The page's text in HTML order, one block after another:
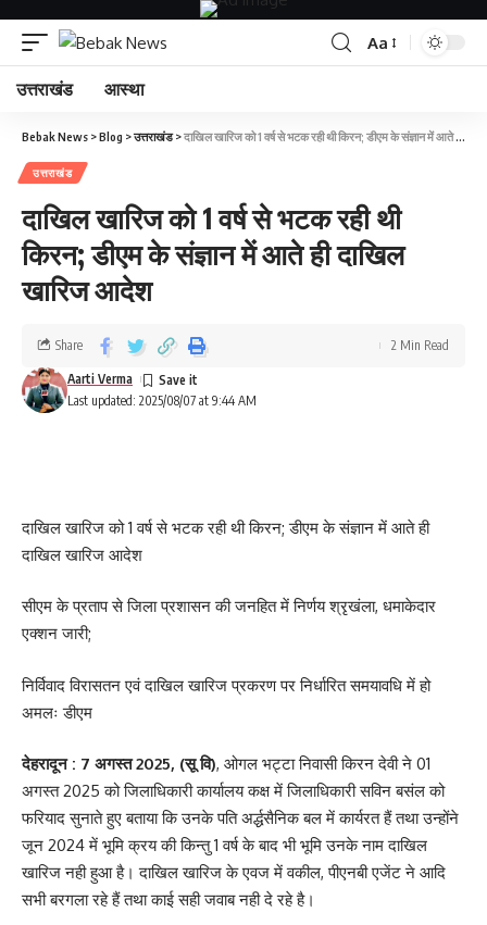
Aa
उत्तराखंड आस्था
Bebak News >Blog >उत्तराखंड>दाखिल खारिज को 1 वर्ष से भटक रही थी किरन; डीएम के संज्ञान में आते ही दाखिल खारिज आदेश
उत्तराखंड
दाखिल खारिज को 1 वर्ष से भटक रही थी
किरन; डीएम के संज्ञान में आते ही दाखिल
खारिज आदेश
Last updated: 2025/08/07 at 9:44 AM
Aarti Verma
Share 2 Min Read
दाखिल खारिज को 1 वर्ष से भटक रही थी किरन; डीएम के संज्ञान में आते ही
दाखिल खारिज आदेश
सीएम के प्रताप से जिला प्रशासन की जनहित में निर्णय श्रृखंला, धमाकेदार
एक्शन जारी;
निर्विवाद विरासतन एवं दाखिल खारिज प्रकरण पर निर्धारित समयावधि में हो
अमलः डीएम
देहरादून : 7 अगस्त 2025, (सू वि), ओगल भट्टा निवासी किरन देवी ने 01
अगस्त 2025 को जिलाधिकारी कार्यालय कक्ष में जिलाधिकारी सविन बसंल को
फरियाद सुनाते हुए बताया कि उनके पति अर्द्धसैनिक बल में कार्यरत हैं तथा उन्होंने
जून 2024 में भूमि क्रय की किन्तु 1 वर्ष के बाद भी भूमि उनके नाम दाखिल
खारिज नही हुआ है। दाखिल खारिज के एवज में वकील, पीएनबी एजेंट ने आदि
सभी बरगला रहे हैं तथा काई सही जवाब नही दे रहे है।